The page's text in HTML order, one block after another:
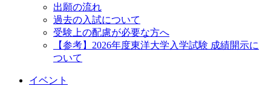
出願の流れ
過去の入試について
受験上の配慮が必要な方へ
【参考】2026年度東洋大学入学試験 成績開示に
ついて
イベント